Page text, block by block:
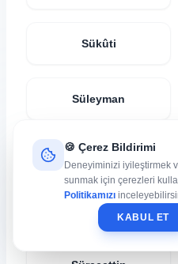
Sükûti
Süleyman
Sümer
Sünter
🍪 Çerez Bildirimi
Deneyiminizi iyileştirmek
sunmak için çerezleri
Politikamızı
KABUL ET